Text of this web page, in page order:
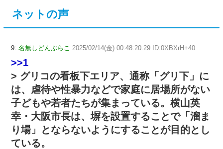
ネットの声
9: 名無しどんぶらこ 2025/02/14(金) 00:48:20.29 ID:0XBXrH+40
>>1
> グリコの看板下エリア、通称「グリ下」に
は、虐待や性暴力などで家庭に居場所がない
子どもや若者たちが集まっている。横山英
幸・大阪市長は、塀を設置することで「溜ま
り場」とならないようにすることが目的とし
ている。